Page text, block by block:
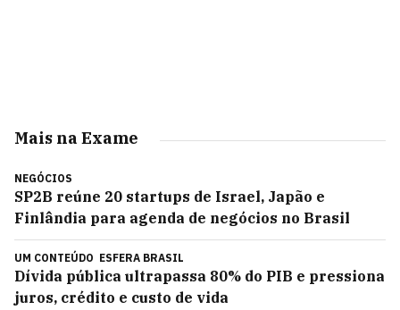
Mais na Exame
NEGÓCIOS
SP2B reúne 20 startups de Israel, Japão e
Finlândia para agenda de negócios no Brasil
UM CONTEÚDO ESFERA BRASIL
Dívida pública ultrapassa 80% do PIB e pressiona
juros, crédito e custo de vida